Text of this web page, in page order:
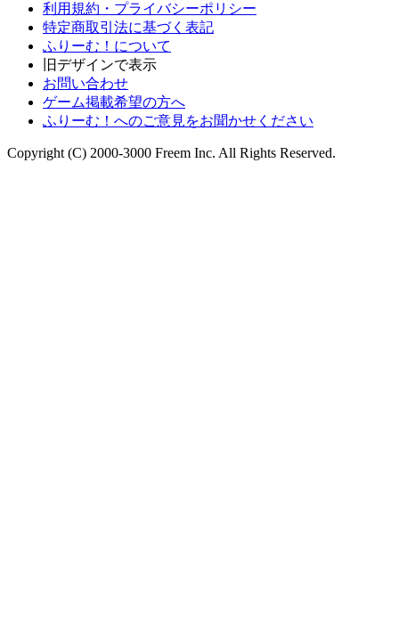
利用規約・プライバシーポリシー
特定商取引法に基づく表記
ふりーむ！について
旧デザインで表示
お問い合わせ
ゲーム掲載希望の方へ
ふりーむ！へのご意見をお聞かせください
Copyright (C) 2000-3000 Freem Inc. All Rights Reserved.